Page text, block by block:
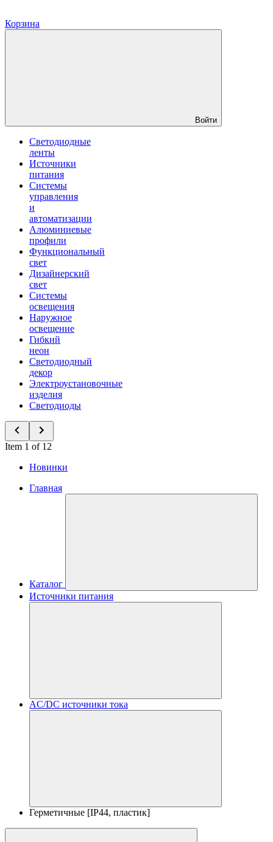
Корзина
Войти
Светодиодные
ленты
Источники
питания
Системы
управления
и
автоматизации
Алюминиевые
профили
Функциональный
свет
Дизайнерский
свет
Системы
освещения
Наружное
освещение
Гибкий
неон
Светодиодный
декор
Электроустановочные
изделия
Светодиоды
Item 1 of 12
Новинки
Главная
Каталог
Источники питания
AC/DC источники тока
Герметичные [IP44, пластик]